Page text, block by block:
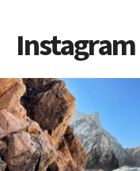
Instagram